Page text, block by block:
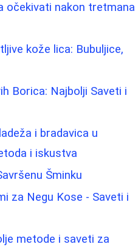
očekivati nakon tretmana
kože lica: Bubuljice,
Borica: Najbolji Saveti i
i bradavica u
i iskustva
Šminku
za Negu Kose - Saveti i
metode i saveti za